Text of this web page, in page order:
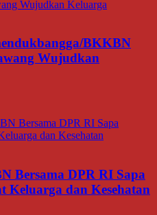
BKKBN
Wujudkan
Bersama DPR RI Sapa
Keluarga dan Kesehatan